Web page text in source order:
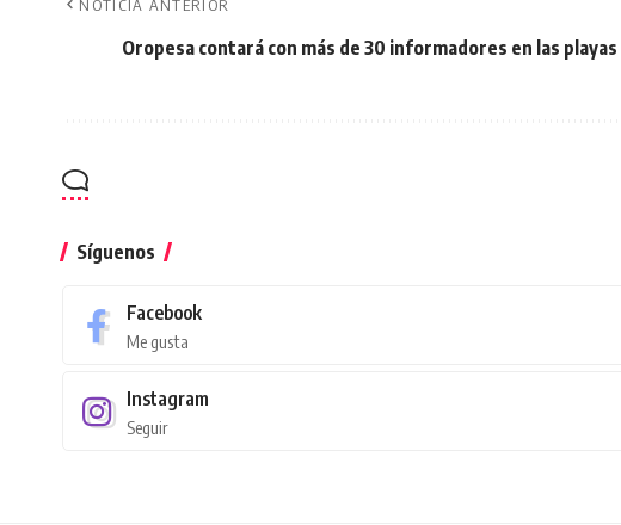
NOTICIA ANTERIOR
Oropesa contará con más de 30 informadores en las playas
Síguenos
Facebook
Me gusta
Instagram
Seguir